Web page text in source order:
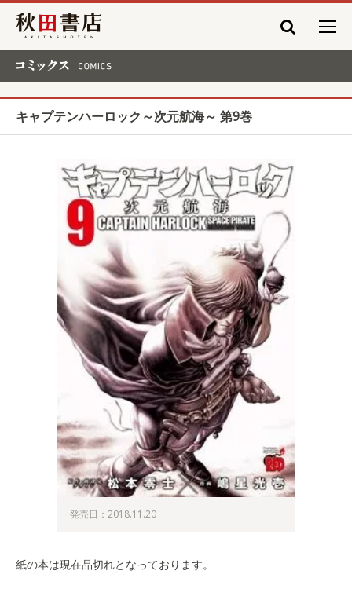
秋田書店
キャプテンハーロック～次元航海～ 第9巻
発売日：2018.11.20
紙の本は現在品切れとなっております。